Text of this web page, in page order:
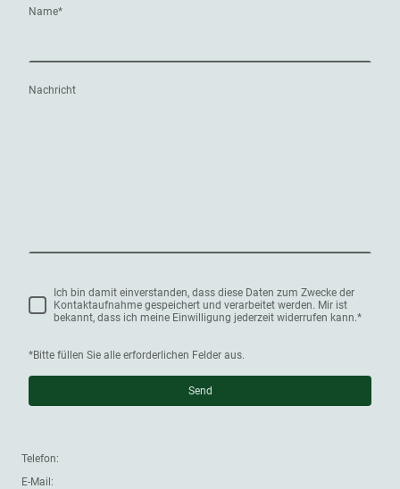
Name*
Nachricht
Ich bin damit einverstanden, dass diese Daten zum Zwecke der
Kontaktaufnahme gespeichert und verarbeitet werden. Mir ist
bekannt, dass ich meine Einwilligung jederzeit widerrufen kann.*
*Bitte füllen Sie alle erforderlichen Felder aus.
Send
Telefon:
E-Mail: